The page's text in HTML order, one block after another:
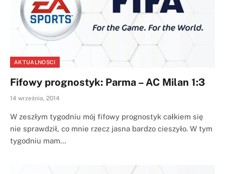
AKTUALNOSCI
Fifowy prognostyk: Parma – AC Milan 1:3
14 września, 2014
W zeszłym tygodniu mój fifowy prognostyk całkiem się
nie sprawdził, co mnie rzecz jasna bardzo cieszyło. W tym
tygodniu mam…